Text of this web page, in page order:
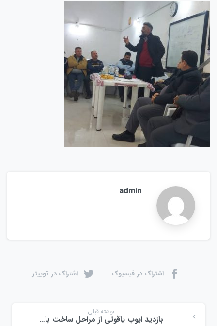
admin
اشتراک در فیسبوک اشتراک در توییتر
نوشته قبلی
بازدید ایوب یاقوتی از مراحل ساخت باسکول درب خروجی میدان ولیعصر